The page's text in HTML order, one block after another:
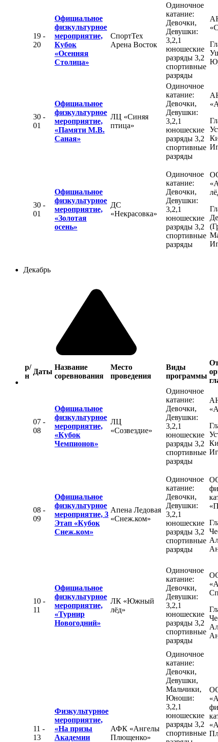
19 -
20
Официальное
физкультурное
мероприятие,
Кубок
«Осенняя
Столица»
СпортТех
Арена Восток
Одиночное
катание:
Девочки,
Девушки:
3,2,1
юношеские
разряды 3,2
спортивные
разряды
30 -
01
Официальное
физкультурное
мероприятие,
«Памяти М.В.
Саная»
ЛЦ «Синяя
птица»
Одиночное
катание:
Девочки,
Девушки:
3,2,1
юношеские
разряды 3,2
спортивные
разряды
30 -
01
Официальное
физкультурное
мероприятие,
«Золотая
осень»
ДС
«Некрасовка»
Одиночное
катание:
Девочки,
Девушки:
3,2,1
юношеские
разряды 3,2
спортивные
разряды
Декабрь
р/
н
Даты
Название
соревнования
Место
проведения
Виды
программы
07 -
08
Официальное
физкультурное
мероприятие,
«Кубок
Чемпионов»
ЛЦ
«Созвездие»
Одиночное
катание:
Девочки,
Девушки:
3,2,1
юношеские
разряды 3,2
спортивные
разряды
08 -
09
Официальное
физкультурное
мероприятие, 3
Этап «Кубок
Снеж.ком»
Апена Ледовая
«Снеж.ком»
Одиночное
катание:
Девочки,
Девушки:
3,2,1
юношеские
разряды 3,2
спортивные
разряды
10 -
11
Официальное
физкультурное
мероприятие,
«Турнир
Новогодний»
ЛК «Южный
лёд»
Одиночное
катание:
Девочки,
Девушки:
3,2,1
юношеские
разряды 3,2
спортивные
разряды
11 -
13
Физкультурное
мероприятие,
«На призы
Академии
АФК «Ангелы
Плющенко»
Одиночное
катание:
Девочки,
Девушки,
Мальчики,
Юноши:
3,2,1
юношеские
разряды 3,2
спортивные